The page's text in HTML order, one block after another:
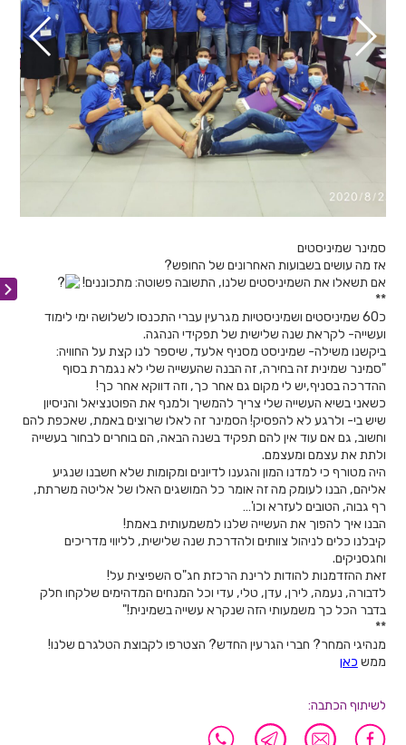
סמינר שמיניסטים
אז מה עושים בשבועות האחרונים של החופש?
אם תשאלו את השמיניסטים שלנו, התשובה פשוטה: מתכוננים!
**
כ60 שמיניסטים ושמיניסטיות מגרעין עברי התכנסו לשלושה ימי לימוד
ועשייה- לקראת שנה שלישית של תפקידי הנהגה.
ביקשנו משילה- שמיניסט מסניף אלעד, שיספר לנו קצת על החוויה:
"סמינר שמינית זה בחירה, זה הבנה שהעשייה שלי לא נגמרת בסוף
ההדרכה בסניף,יש לי מקום גם אחר כך, וזה דווקא אחר כך!
כשאני בשיא העשייה שלי צריך להמשיך ולמנף את הפוטנציאל והניסיון
שיש בי- ולרגע לא להפסיק! הסמינר זה לאלו שרוצים באמת, שאכפת להם
וחשוב, גם אם עוד אין להם תפקיד בשנה הבאה, הם בוחרים לבחור בעשייה
ולתת את עצמם ומעצמם.
היה מטורף כי למדנו המון והגענו לדיונים ומקומות שלא חשבנו שנגיע
אליהם, הבנו לעומק מה זה אומר כל המושגים האלו של אליטה משרתת,
רף גבוה, הטובים לעזרא וכו'…
הבנו איך להפוך את העשייה שלנו למשמעותית באמת!
קיבלנו כלים לניהול צוותים ולהדרכת שנה שלישית, לליווי מדריכים
וחגסניקים.
זאת ההזדמנות להודות לרינת הרכזת חג"ס השפיצית על!
לדבורה, נעמה, לירן, עדן, טלי, עדי וכל המנחים המדהימים שלקחו חלק
בדבר הכל כך משמעותי הזה שנקרא עשייה בשמינית!"
**
מנהיגי המחר? חברי הגרעין החדש? הצטרפו לקבוצת הטלגרם שלנו!
ממש כאן
לשיתוף הכתבה: